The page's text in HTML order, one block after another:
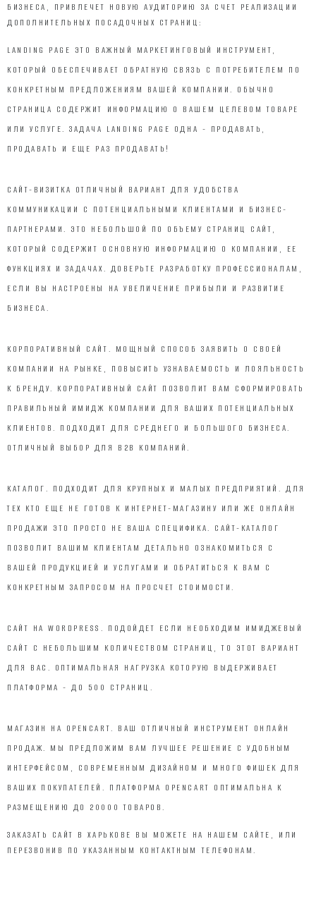
БИЗНЕСА, ПРИВЛЕЧЕТ НОВУЮ АУДИТОРИЮ ЗА СЧЕТ РЕАЛИЗАЦИИ
ДОПОЛНИТЕЛЬНЫХ ПОСАДОЧНЫХ СТРАНИЦ:
LANDING PAGE ЭТО ВАЖНЫЙ МАРКЕТИНГОВЫЙ ИНСТРУМЕНТ,
КОТОРЫЙ ОБЕСПЕЧИВАЕТ ОБРАТНУЮ СВЯЗЬ С ПОТРЕБИТЕЛЕМ ПО
КОНКРЕТНЫМ ПРЕДЛОЖЕНИЯМ ВАШЕЙ КОМПАНИИ. ОБЫЧНО
СТРАНИЦА СОДЕРЖИТ ИНФОРМАЦИЮ О ВАШЕМ ЦЕЛЕВОМ ТОВАРЕ
ИЛИ УСЛУГЕ. ЗАДАЧА LANDING PAGE ОДНА - ПРОДАВАТЬ,
ПРОДАВАТЬ И ЕЩЕ РАЗ ПРОДАВАТЬ!
САЙТ-ВИЗИТКА ОТЛИЧНЫЙ ВАРИАНТ ДЛЯ УДОБСТВА
КОММУНИКАЦИИ С ПОТЕНЦИАЛЬНЫМИ КЛИЕНТАМИ И БИЗНЕС-
ПАРТНЕРАМИ. ЭТО НЕБОЛЬШОЙ ПО ОБЪЕМУ СТРАНИЦ САЙТ,
КОТОРЫЙ СОДЕРЖИТ ОСНОВНУЮ ИНФОРМАЦИЮ О КОМПАНИИ, ЕЕ
ФУНКЦИЯХ И ЗАДАЧАХ. ДОВЕРЬТЕ РАЗРАБОТКУ ПРОФЕССИОНАЛАМ,
ЕСЛИ ВЫ НАСТРОЕНЫ НА УВЕЛИЧЕНИЕ ПРИБЫЛИ И РАЗВИТИЕ
БИЗНЕСА.
КОРПОРАТИВНЫЙ САЙТ. МОЩНЫЙ СПОСОБ ЗАЯВИТЬ О СВОЕЙ
КОМПАНИИ НА РЫНКЕ, ПОВЫСИТЬ УЗНАВАЕМОСТЬ И ЛОЯЛЬНОСТЬ
К БРЕНДУ. КОРПОРАТИВНЫЙ САЙТ ПОЗВОЛИТ ВАМ СФОРМИРОВАТЬ
ПРАВИЛЬНЫЙ ИМИДЖ КОМПАНИИ ДЛЯ ВАШИХ ПОТЕНЦИАЛЬНЫХ
КЛИЕНТОВ. ПОДХОДИТ ДЛЯ СРЕДНЕГО И БОЛЬШОГО БИЗНЕСА.
ОТЛИЧНЫЙ ВЫБОР ДЛЯ B2B КОМПАНИЙ.
КАТАЛОГ. ПОДХОДИТ ДЛЯ КРУПНЫХ И МАЛЫХ ПРЕДПРИЯТИЙ. ДЛЯ
ТЕХ КТО ЕЩЕ НЕ ГОТОВ К ИНТЕРНЕТ-МАГАЗИНУ ИЛИ ЖЕ ОНЛАЙН
ПРОДАЖИ ЭТО ПРОСТО НЕ ВАША СПЕЦИФИКА. САЙТ-КАТАЛОГ
ПОЗВОЛИТ ВАШИМ КЛИЕНТАМ ДЕТАЛЬНО ОЗНАКОМИТЬСЯ С
ВАШЕЙ ПРОДУКЦИЕЙ И УСЛУГАМИ И ОБРАТИТЬСЯ К ВАМ С
КОНКРЕТНЫМ ЗАПРОСОМ НА ПРОСЧЕТ СТОИМОСТИ.
САЙТ НА WORDPRESS. ПОДОЙДЕТ ЕСЛИ НЕОБХОДИМ ИМИДЖЕВЫЙ
САЙТ С НЕБОЛЬШИМ КОЛИЧЕСТВОМ СТРАНИЦ, ТО ЭТОТ ВАРИАНТ
ДЛЯ ВАС. ОПТИМАЛЬНАЯ НАГРУЗКА КОТОРУЮ ВЫДЕРЖИВАЕТ
ПЛАТФОРМА - ДО 500 СТРАНИЦ.
МАГАЗИН НА OPENCART. ВАШ ОТЛИЧНЫЙ ИНСТРУМЕНТ ОНЛАЙН
ПРОДАЖ. МЫ ПРЕДЛОЖИМ ВАМ ЛУЧШЕЕ РЕШЕНИЕ С УДОБНЫМ
ИНТЕРФЕЙСОМ, СОВРЕМЕННЫМ ДИЗАЙНОМ И МНОГО ФИШЕК ДЛЯ
ВАШИХ ПОКУПАТЕЛЕЙ. ПЛАТФОРМА OPENCART ОПТИМАЛЬНА К
РАЗМЕЩЕНИЮ ДО 20000 ТОВАРОВ.
ЗАКАЗАТЬ САЙТ В ХАРЬКОВЕ ВЫ МОЖЕТЕ НА НАШЕМ САЙТЕ, ИЛИ
ПЕРЕЗВОНИВ ПО УКАЗАННЫМ КОНТАКТНЫМ ТЕЛЕФОНАМ.